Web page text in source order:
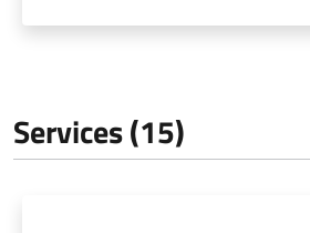
Services (15)